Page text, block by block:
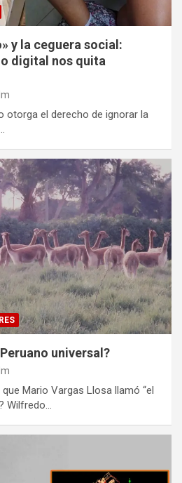
y la ceguera social:
digital nos quita
otorga el derecho de ignorar la
universal?
Mario Vargas Llosa llamó “el
Wilfredo…